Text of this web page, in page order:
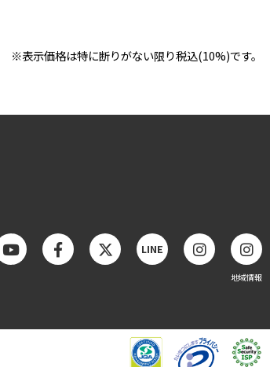
※表示価格は特に断りがない限り税込(10%)です。
LINE
地域情報